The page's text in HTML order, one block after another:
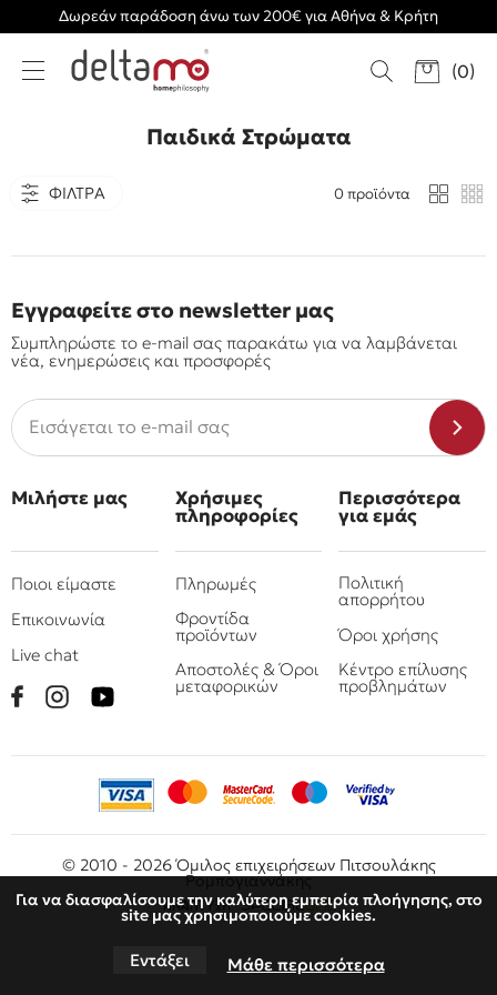
Για να διασφαλίσουμε την καλύτερη εμπειρία πλοήγησης, στο
site μας χρησιμοποιούμε cookies.
Εντάξει Μάθε περισσότερα
Δωρεάν παράδοση άνω των 200€ για Αθήνα & Κρήτη
(0)
Παιδικά Στρώματα
ΦΙΛΤΡΑ 0 προϊόντα
Εγγραφείτε στο newsletter μας
Συμπληρώστε το e-mail σας παρακάτω για να λαμβάνεται
νέα, ενημερώσεις και προσφορές
Μιλήστε μας
Ποιοι είμαστε
Επικοινωνία
Live chat
Χρήσιμες
πληροφορίες
Πληρωμές
Φροντίδα
προϊόντων
Αποστολές & Όροι
μεταφορικών
Περισσότερα
για εμάς
Πολιτική
απορρήτου
Όροι χρήσης
Κέντρο επίλυσης
προβλημάτων
© 2010 - 2026 Όμιλος επιχειρήσεων Πιτσουλάκης
Ρομπογιαννάκης